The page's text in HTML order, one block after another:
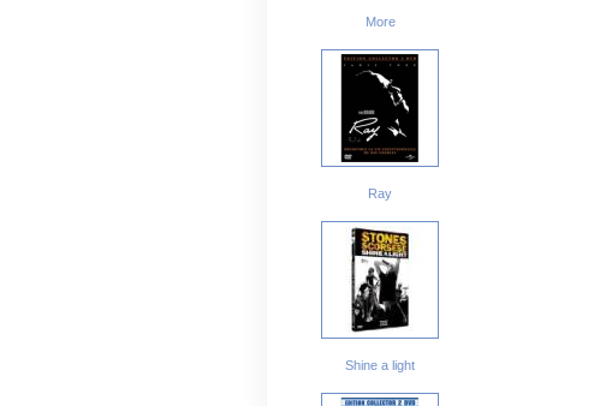
More
Ray
Shine a light